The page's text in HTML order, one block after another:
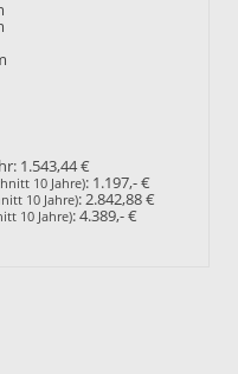
1.543,44 €
10 Jahre): 1.197,- €
10 Jahre):2.842,88 €
10 Jahre):4.389,- €